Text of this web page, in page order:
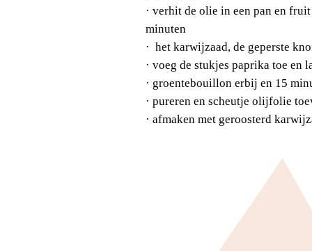
· verhit de olie in een pan en
minuten
· het karwijzaad, de geperste
· voeg de stukjes paprika toe en
· groentebouillon erbij en 15
· pureren en scheutje olijfolie
· afmaken met geroosterd